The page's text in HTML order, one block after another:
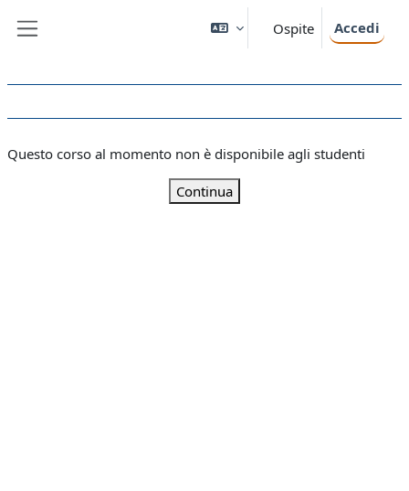
Ospite Accedi
Questo corso al momento non è disponibile agli studenti
Continua